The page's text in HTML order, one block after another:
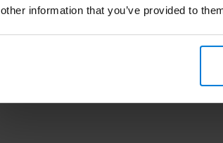
other information that you’ve provided to